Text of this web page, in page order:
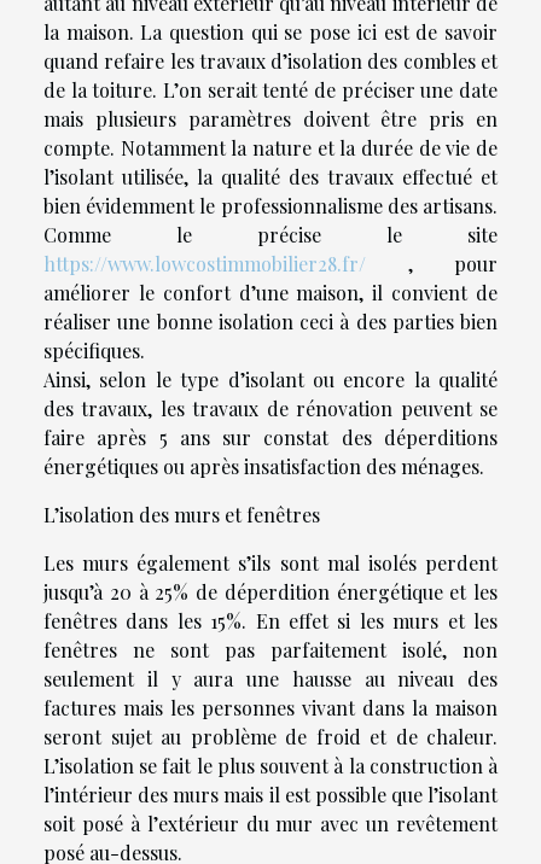
la maison. La question qui se pose ici est de savoir
quand refaire les travaux d’isolation des combles et
de la toiture. L’on serait tenté de préciser une date
mais plusieurs paramètres doivent être pris en
compte. Notamment la nature et la durée de vie de
l’isolant utilisée, la qualité des travaux effectué et
bien évidemment le professionnalisme des artisans.
Comme le précise le site
https://www.lowcostimmobilier28.fr/ , pour
améliorer le confort d’une maison, il convient de
réaliser une bonne isolation ceci à des parties bien
spécifiques.
Ainsi, selon le type d’isolant ou encore la qualité
des travaux, les travaux de rénovation peuvent se
faire après 5 ans sur constat des déperditions
énergétiques ou après insatisfaction des ménages.
L’isolation des murs et fenêtres
Les murs également s’ils sont mal isolés perdent
jusqu’à 20 à 25% de déperdition énergétique et les
fenêtres dans les 15%. En effet si les murs et les
fenêtres ne sont pas parfaitement isolé, non
seulement il y aura une hausse au niveau des
factures mais les personnes vivant dans la maison
seront sujet au problème de froid et de chaleur.
L’isolation se fait le plus souvent à la construction à
l’intérieur des murs mais il est possible que l’isolant
soit posé à l’extérieur du mur avec un revêtement
posé au-dessus.